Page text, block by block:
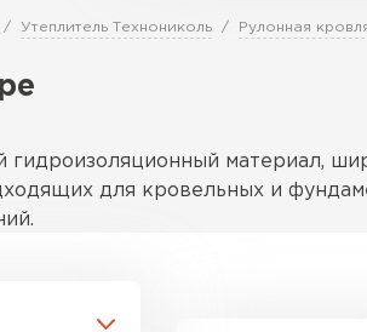
Утеплитель Технониколь Рулонная
материал,
для кровельных и
типов материалов,
Ветонит